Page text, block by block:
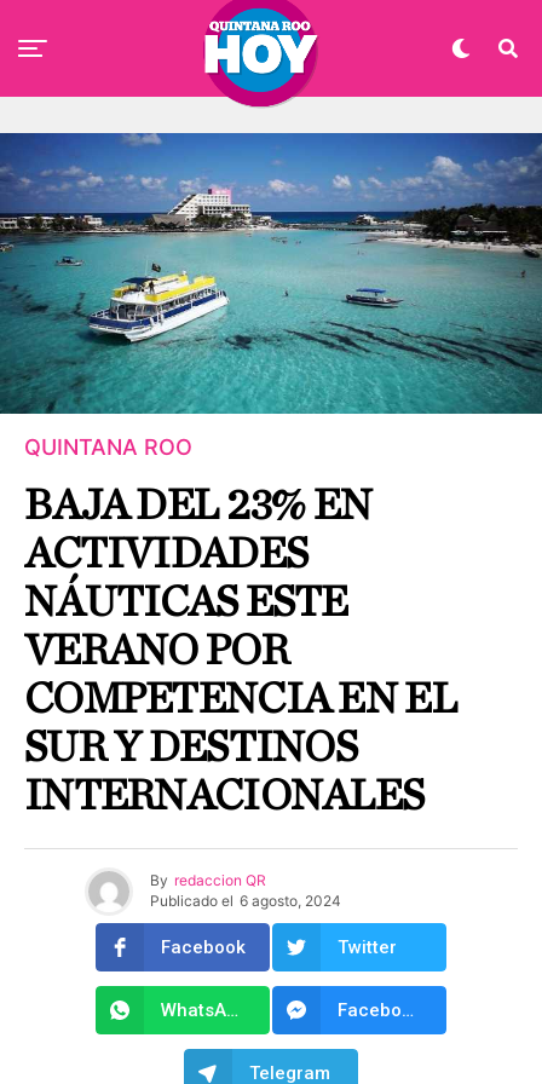
QUINTANA ROO
BAJA DEL 23% EN
ACTIVIDADES
NÁUTICAS ESTE
VERANO POR
COMPETENCIA EN EL
SUR Y DESTINOS
INTERNACIONALES
By redaccion QR
Publicado el 6 agosto, 2024
Facebook Twitter
WhatsApp Facebook Messenger
Telegram